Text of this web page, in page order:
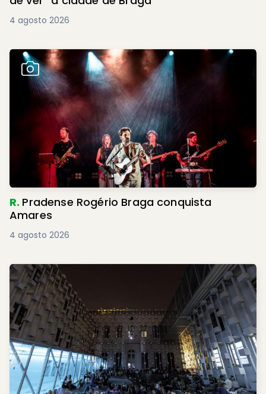
4 agosto 2026
R. Pradense Rogério Braga conquista
Amares
4 agosto 2026